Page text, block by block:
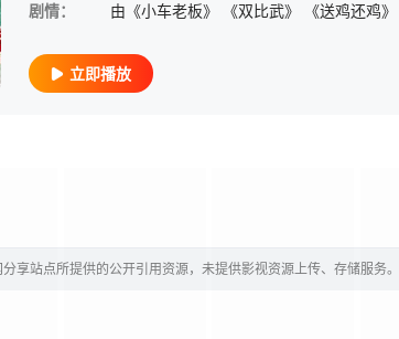
剧情：
立即播放
享站点所提供的公开引用资源，未提供影视资源上传、存储服务。